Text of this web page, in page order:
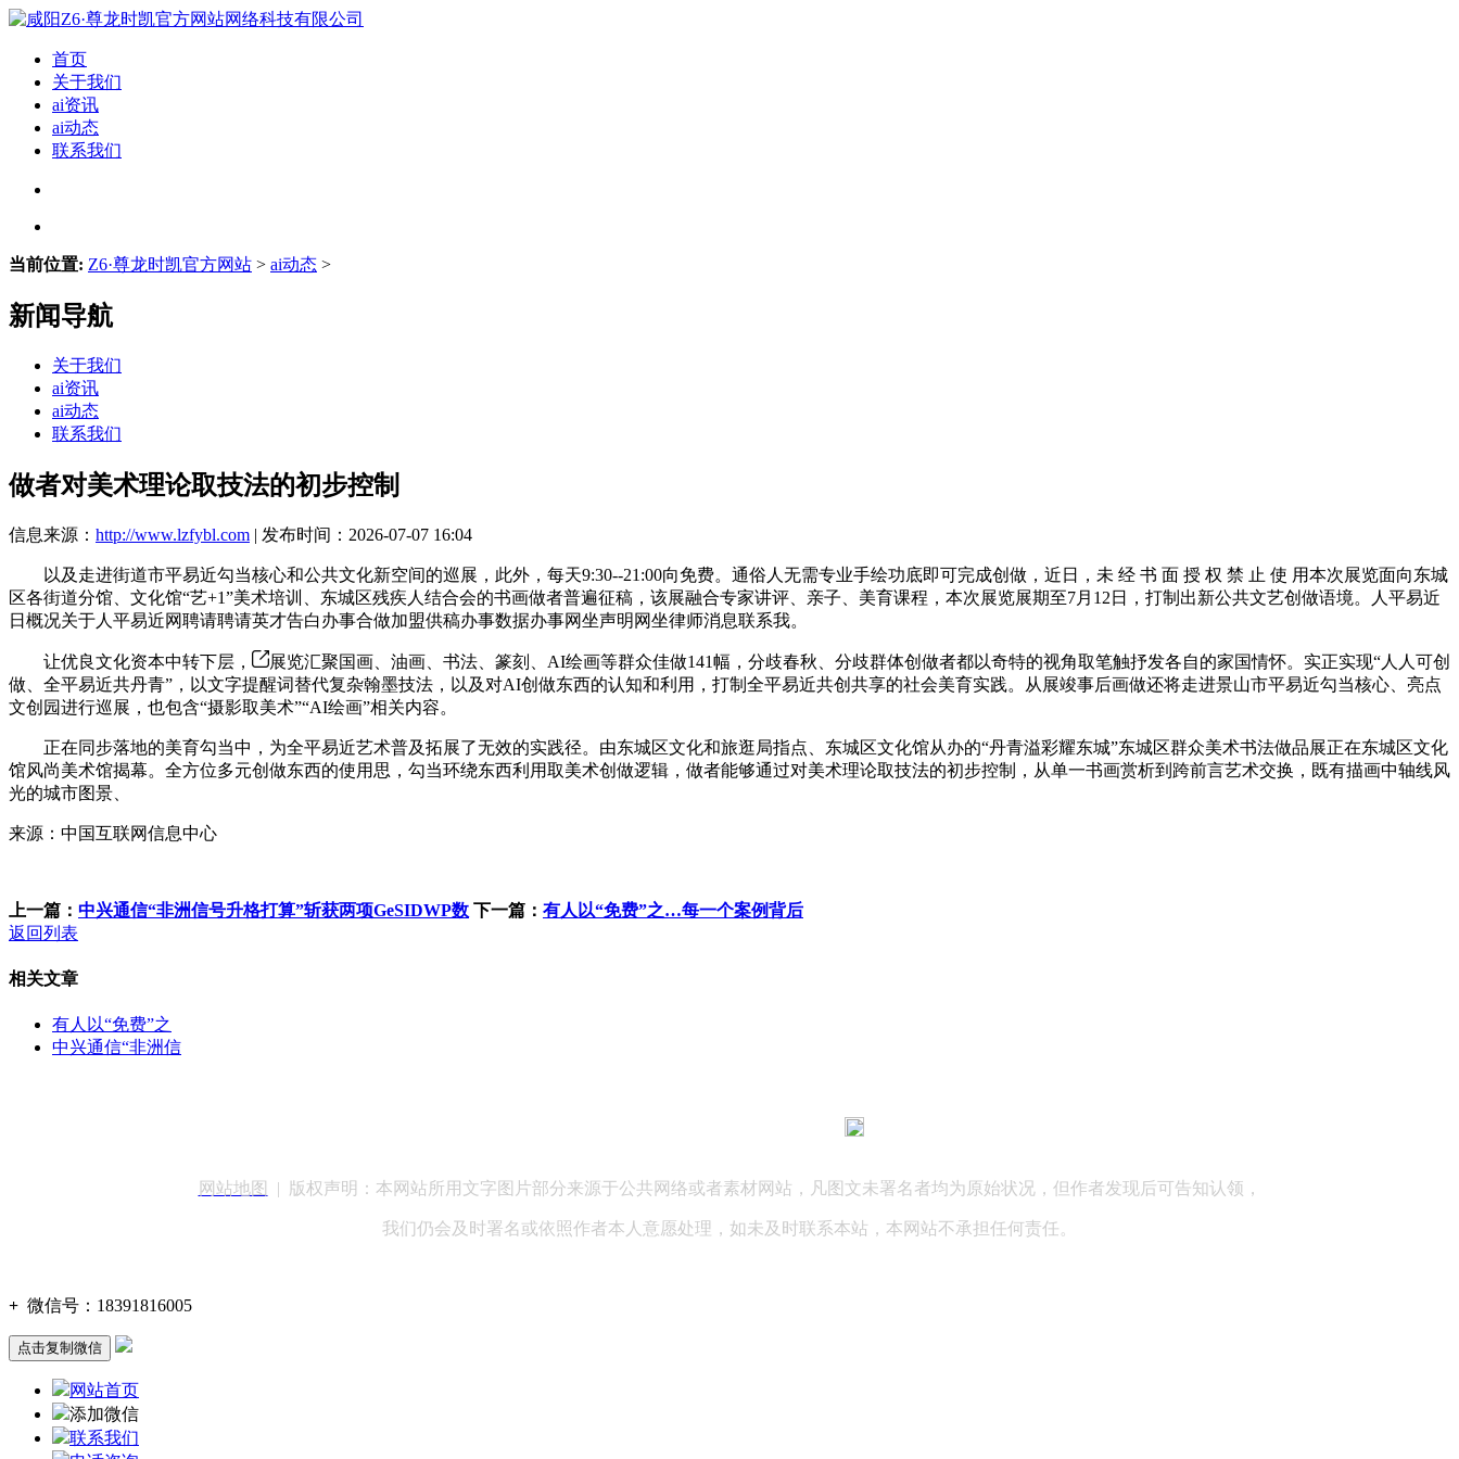
首页
关于我们
ai资讯
ai动态
联系我们
当前位置: Z6·尊龙时凯官方网站 > ai动态 >
新闻导航
关于我们
ai资讯
ai动态
联系我们
做者对美术理论取技法的初步控制
信息来源： http://www.lzfybl.com | 发布时间：2026-07-07 16:04
以及走进街道市平易近勾当核心和公共文化新空间的巡展，此外，每天9:30--21:00向免费。通俗人无需专业手绘功底即可完成创做，近日，未 经 书 面 授 权 禁 止 使 用本次展览面向东城
区各街道分馆、文化馆“艺+1”美术培训、东城区残疾人结合会的书画做者普遍征稿，该展融合专家讲评、亲子、美育课程，本次展览展期至7月12日，打制出新公共文艺创做语境。人平易近
日概况关于人平易近网聘请聘请英才告白办事合做加盟供稿办事数据办事网坐声明网坐律师消息联系我。
让优良文化资本中转下层，
展览汇聚国画、油画、书法、篆刻、AI绘画等群众佳做141幅，分歧春秋、分歧群体创做者都以奇特的视角取笔触抒发各自的家国情怀。实正实现“人人可创
做、全平易近共丹青”，以文字提醒词替代复杂翰墨技法，以及对AI创做东西的认知和利用，打制全平易近共创共享的社会美育实践。从展竣事后画做还将走进景山市平易近勾当核心、亮点
文创园进行巡展，也包含“摄影取美术”“AI绘画”相关内容。
正在同步落地的美育勾当中，为全平易近艺术普及拓展了无效的实践径。由东城区文化和旅逛局指点、东城区文化馆从办的“丹青溢彩耀东城”东城区群众美术书法做品展正在东城区文化
馆风尚美术馆揭幕。全方位多元创做东西的使用思，勾当环绕东西利用取美术创做逻辑，做者能够通过对美术理论取技法的初步控制，从单一书画赏析到跨前言艺术交换，既有描画中轴线风
光的城市图景、
来源：中国互联网信息中心
上一篇： 中兴通信“非洲信号升格打算”斩获两项GeSIDWP数 下一篇： 有人以“免费”之…每一个案例背后
返回列表
相关文章
有人以“免费”之
中兴通信“非洲信
网站地图 | 版权声明：本网站所用文字图片部分来源于公共网络或者素材网站，凡图文未署名者均为原始状况，但作者发现后可告知认领，
我们仍会及时署名或依照作者本人意愿处理，如未及时联系本站，本网站不承担任何责任。
+ 微信号： 18391816005
点击复制微信
网站首页
添加微信
联系我们